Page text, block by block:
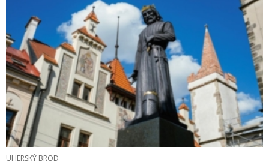
UHERSKÝ BROD